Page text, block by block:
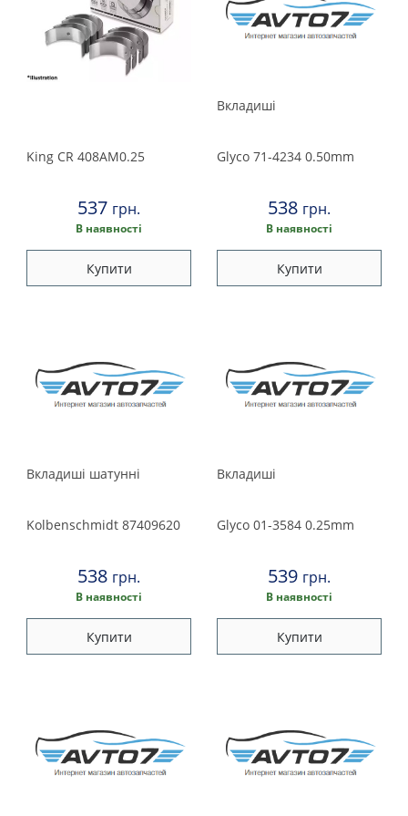
King CR 408AM0.25
537 грн.
В наявності
Купити
Вкладиші
Glyco 71-4234 0.50mm
538 грн.
В наявності
Купити
Вкладишi шатуннi
Kolbenschmidt 87409620
538 грн.
В наявності
Купити
Вкладиші
Glyco 01-3584 0.25mm
539 грн.
В наявності
Купити